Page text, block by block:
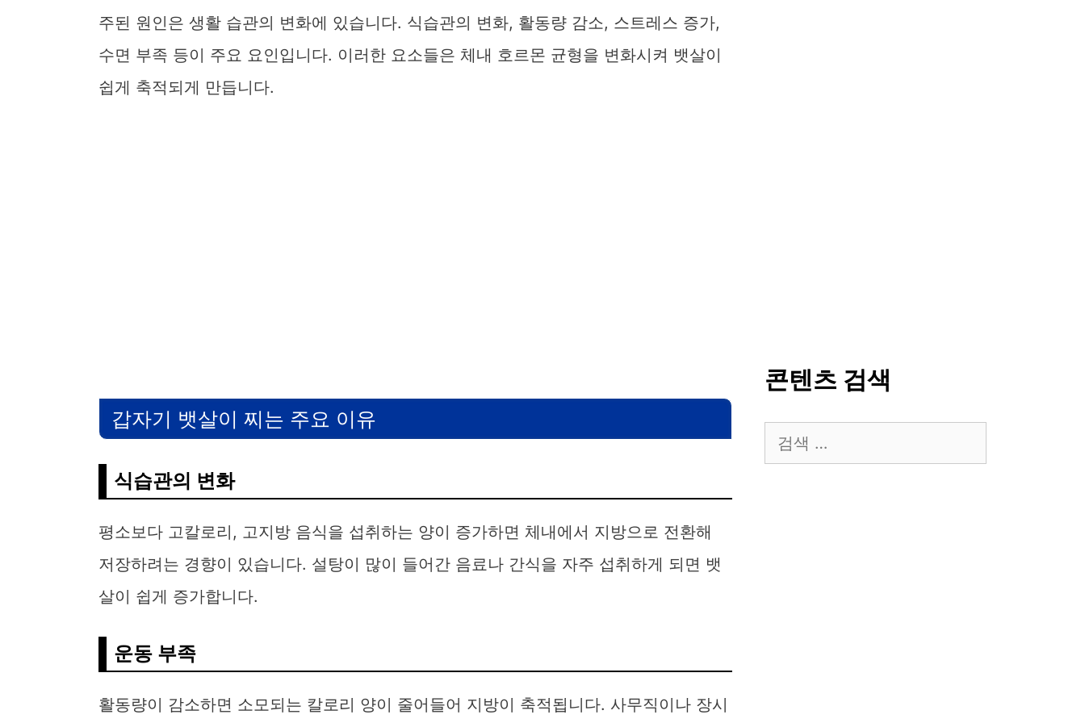
주된 원인은 생활 습관의 변화에 있습니다. 식습관의 변화, 활동량 감소, 스트레스 증가,
수면 부족 등이 주요 요인입니다. 이러한 요소들은 체내 호르몬 균형을 변화시켜 뱃살이
쉽게 축적되게 만듭니다.
갑자기 뱃살이 찌는 주요 이유
식습관의 변화
평소보다 고칼로리, 고지방 음식을 섭취하는 양이 증가하면 체내에서 지방으로 전환해
저장하려는 경향이 있습니다. 설탕이 많이 들어간 음료나 간식을 자주 섭취하게 되면 뱃
살이 쉽게 증가합니다.
운동 부족
활동량이 감소하면 소모되는 칼로리 양이 줄어들어 지방이 축적됩니다. 사무직이나 장시
콘텐츠 검색
색: